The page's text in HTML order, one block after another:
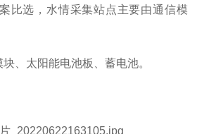
比选，水情采集站点主要由通信模
、太阳能电池板、蓄电池。